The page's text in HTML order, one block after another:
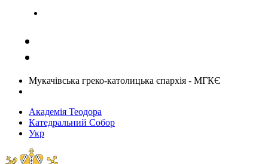
Мукачівська греко-католицька єпархія - МГКЄ
Академія Теодора
Катедральний Собор
Укр